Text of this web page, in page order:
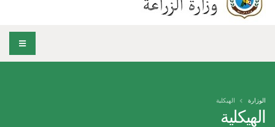
الهيكلية
الوزارة الهيكلية